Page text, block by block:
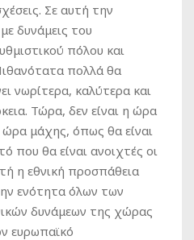
Σε αυτή την
δυνάμεις του
πόλου και
πολλά θα
νωρίτερα, καλύτερα και
Τώρα, δεν είναι η ώρα
ώρα μάχης, όπως θα είναι
που θα είναι ανοιχτές οι
η εθνική προσπάθεια
ενότητα όλων των
δυνάμεων της χώρας
ευρωπαϊκό